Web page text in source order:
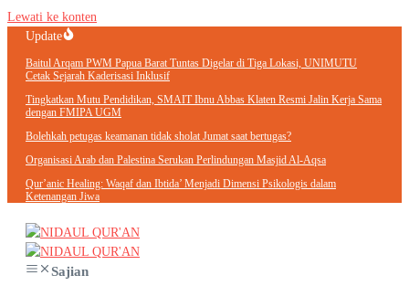
Lewati ke konten
Update
Baitul Arqam PWM Papua Barat Tuntas Digelar di Tiga Lokasi, UNIMUTU
Cetak Sejarah Kaderisasi Inklusif
Tingkatkan Mutu Pendidikan, SMAIT Ibnu Abbas Klaten Resmi Jalin Kerja Sama
dengan FMIPA UGM
Bolehkah petugas keamanan tidak sholat Jumat saat bertugas?
Organisasi Arab dan Palestina Serukan Perlindungan Masjid Al-Aqsa
Qur’anic Healing: Waqaf dan Ibtida’ Menjadi Dimensi Psikologis dalam
Ketenangan Jiwa
Sajian